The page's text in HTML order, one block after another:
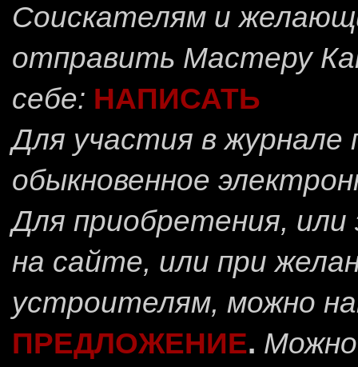
Соискателям и
отправить Мастеру
себе: НАПИСАТЬ
Для участия в
обыкновенное
Для приобретения, или
на сайте, или при
устроителям, можно
ПРЕДЛОЖЕНИЕ.